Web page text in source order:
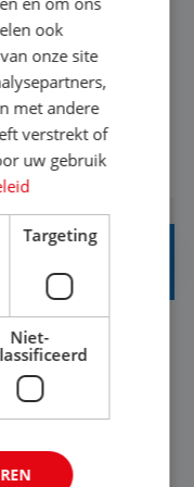
of
voor de
je de hele
in op de
wat er in de
weet je
te
Baan
ander: jij vindt
ook
onze site
met andere
verstrekt of
uw gebruik
Targeting
Niet-